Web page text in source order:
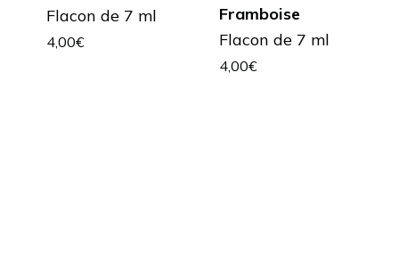
Flacon de 7 ml
4,00€
Framboise
Flacon de 7 ml
4,00€